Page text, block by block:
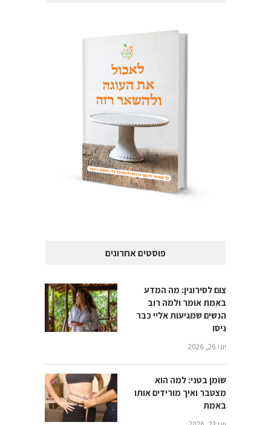
פוסטים אחרונים
צום לסירוגין: מה המדע
באמת אומר ולמה רוב
הנשים שמגיעות אליי כבר
ניסו
יוני 26, 2026
שומן בטני: למה הוא
מצטבר ואיך מורידים אותו
באמת